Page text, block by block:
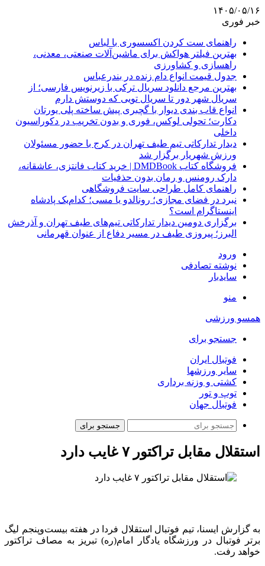
۱۴۰۵/۰۵/۱۶
خبر فوری
راهنمای ست کردن اکسسوری با لباس
بهترین فیلتر هواکش برای ماشین‌آلات صنعتی، معدنی،
راهسازی و کشاورزی
جدول قیمت انواع دام زنده در بندرعباس
بهترین مرجع دانلود سریال ترکی با زیرنویس فارسی؛ از
سریال شهر دور تا سریال تویی که دوستش دارم
انواع قاب بندی دیوار با گچبری پیش ساخته پلی یورتان
دکارت؛ تحولی لوکس، فوری و بدون تخریب در دکوراسیون
داخلی
دیدار تدارکاتی تیم طیف تهران در کرج با حضور مسئولان
ورزش شهریار برگزار شد
فروشگاه کتاب DMDBook | خرید کتاب فانتزی، عاشقانه،
دارک رومنس و رمان بدون حذفیات
راهنمای کامل طراحی سایت فروشگاهی
نبرد در فضای مجازی؛ رونالدو یا مسی؛ کدام‌یک پادشاه
اینستاگرام است؟
برگزاری دومین دیدار تدارکاتی تیم‌های طیف تهران و آذرخش
البرز؛ پیروزی طیف در مسیر دفاع از عنوان قهرمانی
ورود
نوشته تصادفی
سایدبار
منو
همسو ورزشی
جستجو برای
فوتبال ایران
سایر ورزشها
کشتی و وزنه برداری
توپ و تور
فوتبال جهان
جستجو برای
استقلال مقابل تراکتور ۷ غایب دارد
به گزارش ایسنا، تیم فوتبال استقلال فردا در هفته بیست‌وپنجم‌ لیگ
برتر فوتبال در ورزشگاه یادگار امام(ره) تبریز به مصاف تراکتور
خواهد رفت.